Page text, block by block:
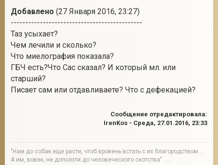
Добавлено (27 Января 2016, 23:27)
---------------------------------------------
Таз усыхает?
Чем лечили и сколько?
Что миелография показала?
ГБЧ есть?Что Сас сказал? И который мл. или
старший?
Писает сам или отдавливаете? Что с дефекацией?
Сообщение отредактировала:
IrenKos - Среда, 27.01.2016, 23:33
"Нам до собак еще расти, чтоб вровень встать с их благородством...
А им, вовек, не доползти до человеческого скотства" ......